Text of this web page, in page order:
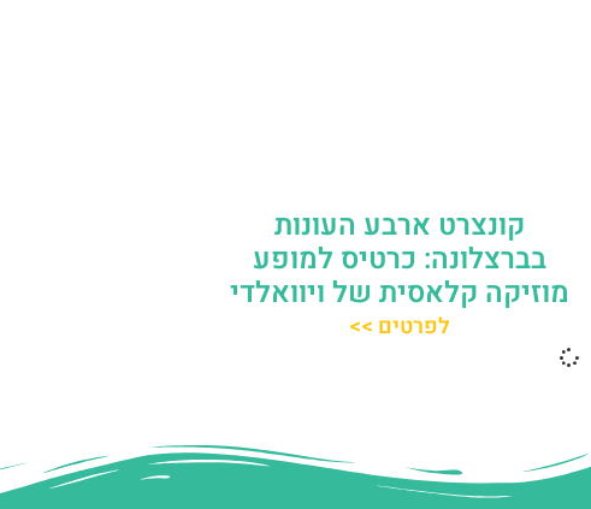
קונצרט ארבע העונות
בברצלונה: כרטיס למופע
מוזיקה קלאסית של ויוואלדי
לפרטים >>